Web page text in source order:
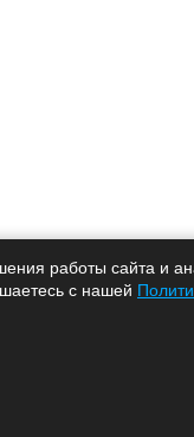
работы сайта и
с нашей